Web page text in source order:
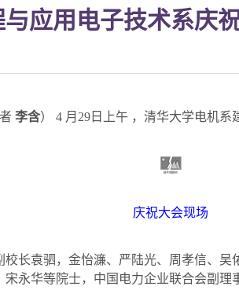
应用电子技术系庆
李含） 4 月 29 日上午 ，清华大学电机系
庆祝大会现场
袁驷，金怡濂、严陆光、周孝信、吴
宋永华等院士，中国电力企业联合会副